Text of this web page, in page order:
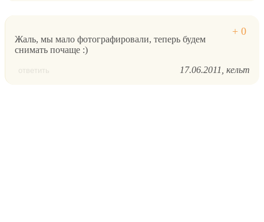
Жаль, мы мало фотографировали, теперь будем
снимать почаще :)
ответить 17.06.2011 кельт